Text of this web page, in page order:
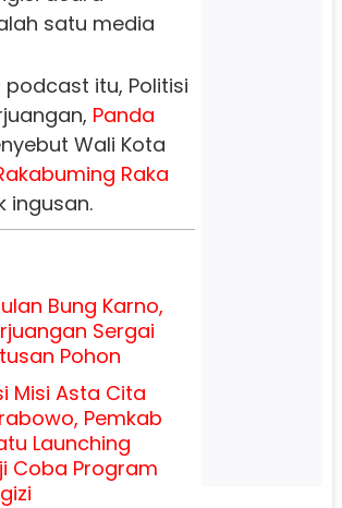
satu media
itu, Politisi
Panda
Wali Kota
Raka
ingusan.
Bung Karno,
Sergai
Pohon
Misi Asta Cita
Pemkab
Launching
Coba Program